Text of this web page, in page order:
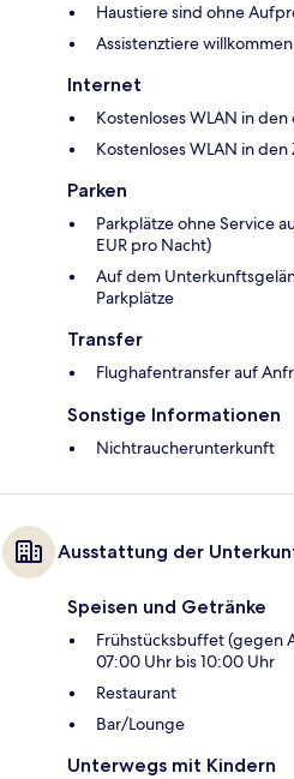
Haustiere sind ohne
Assistenztiere willkommen
Internet
Kostenloses WLAN in
Kostenloses WLAN in
Parken
Parkplätze ohne Service
EUR pro Nacht)
Auf dem
Parkplätze
Transfer
Flughafentransfer auf
Sonstige Informationen
Nichtraucherunterkunft
Ausstattung der
Speisen und Getränke
Frühstücksbuffet (gegen
07:00 Uhr bis 10:00 Uhr
Restaurant
Bar/Lounge
Unterwegs mit Kindern